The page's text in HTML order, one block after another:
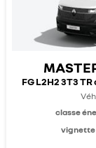
FG L2H2 3T3
classe